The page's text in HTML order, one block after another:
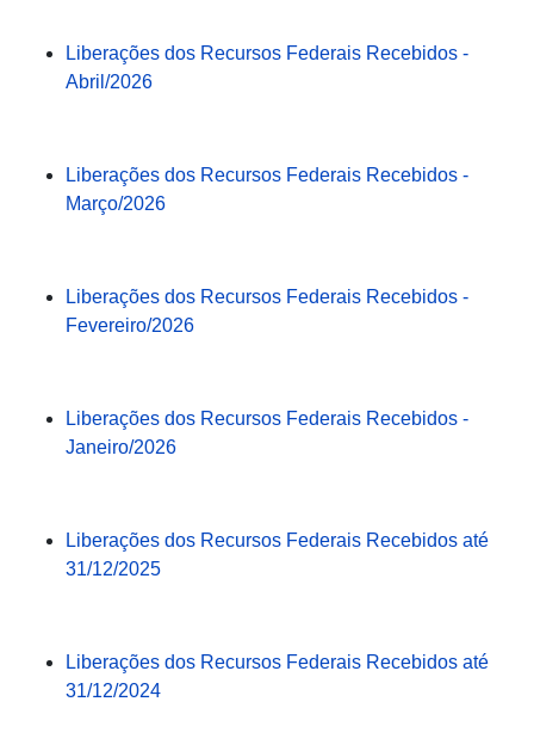
Liberações dos Recursos Federais Recebidos -
Abril/2026
Liberações dos Recursos Federais Recebidos -
Março/2026
Liberações dos Recursos Federais Recebidos -
Fevereiro/2026
Liberações dos Recursos Federais Recebidos -
Janeiro/2026
Liberações dos Recursos Federais Recebidos até
31/12/2025
Liberações dos Recursos Federais Recebidos até
31/12/2024